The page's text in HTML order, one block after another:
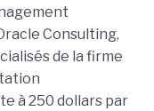
Consulting,
de la firme
à 250 dollars par